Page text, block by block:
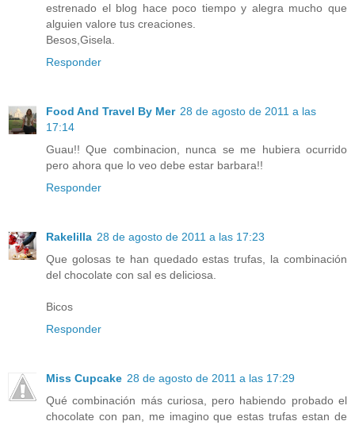
estrenado el blog hace poco tiempo y alegra mucho que
alguien valore tus creaciones.
Besos,Gisela.
Responder
Food And Travel By Mer 28 de agosto de 2011 a las
17:14
Guau!! Que combinacion, nunca se me hubiera ocurrido
pero ahora que lo veo debe estar barbara!!
Responder
Rakelilla 28 de agosto de 2011 a las 17:23
Que golosas te han quedado estas trufas, la combinación
del chocolate con sal es deliciosa.
Bicos
Responder
Miss Cupcake 28 de agosto de 2011 a las 17:29
Qué combinación más curiosa, pero habiendo probado el
chocolate con pan, me imagino que estas trufas estan de